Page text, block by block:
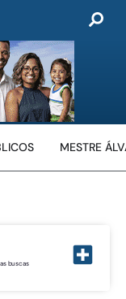
MESTRE
buscas